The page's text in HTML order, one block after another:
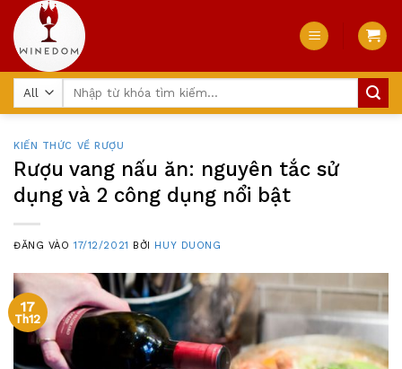
Skip
content
KIẾN THỨC VỀ RƯỢU
Rượu vang nấu ăn: nguyên tắc sử
dụng và 2 công dụng nổi bật
ĐĂNG VÀO17/12/2021 BỞI HUY DUONG
17
Th12